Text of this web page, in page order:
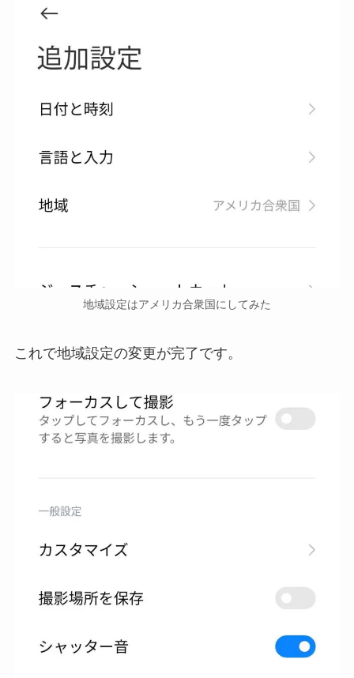
地域設定はアメリカ合衆国にしてみた
これで地域設定の変更が完了です。